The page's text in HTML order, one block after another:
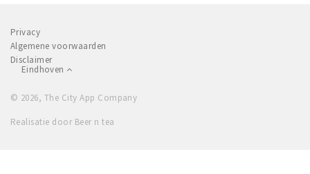
Privacy
Algemene voorwaarden
Disclaimer
Eindhoven
© 2026, The City App Company
Realisatie door Beer n tea